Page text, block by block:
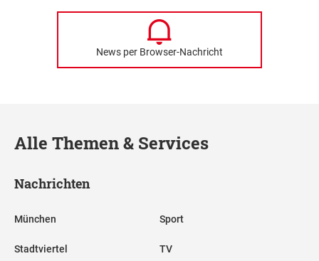
News per Browser-Nachricht
Alle Themen & Services
Nachrichten
München
Stadtviertel
Sport
TV